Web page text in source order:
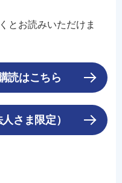
とお読みいただけま
読はこちら
さま限定）